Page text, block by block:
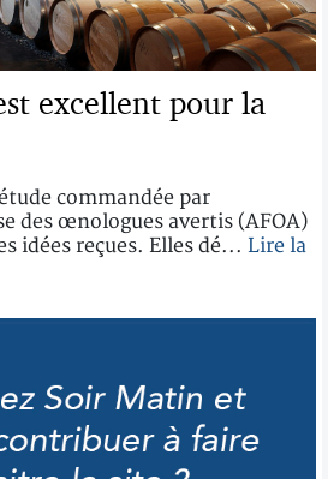
excellent pour la
commandée par
des œnologues avertis (AFOA)
idées reçues. Elles dé... Lire la